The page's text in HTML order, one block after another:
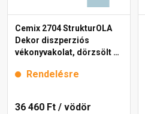
Cemix 2704 StrukturOLA
Dekor diszperziós
vékonyvakolat, dörzsölt 2
Rendelésre
36 460 Ft / vödör